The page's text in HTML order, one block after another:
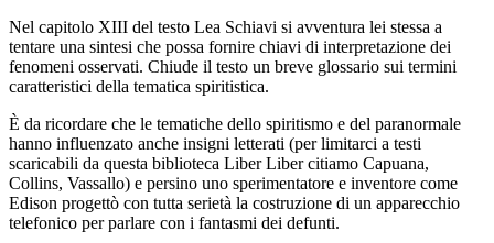
Nel capitolo XIII del testo Lea Schiavi si avventura lei stessa a
tentare una sintesi che possa fornire chiavi di interpretazione dei
fenomeni osservati. Chiude il testo un breve glossario sui termini
caratteristici della tematica spiritistica.
È da ricordare che le tematiche dello spiritismo e del paranormale
hanno influenzato anche insigni letterati (per limitarci a testi
scaricabili da questa biblioteca Liber Liber citiamo Capuana,
Collins, Vassallo) e persino uno sperimentatore e inventore come
Edison progettò con tutta serietà la costruzione di un apparecchio
telefonico per parlare con i fantasmi dei defunti.